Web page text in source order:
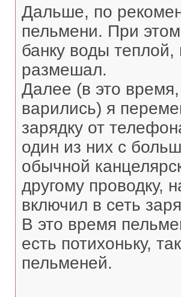
Дальше, по
пельмени. При
банку воды
размешал.
Далее (в это
варились) я
зарядку от
один из них с
обычной
другому проводку,
включил в сеть
В это время
есть потихоньку,
пельменей.